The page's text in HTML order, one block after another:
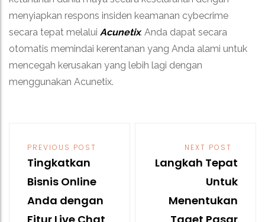
menyiapkan respons insiden keamanan cybecrime
secara tepat melalui Acunetix. Anda dapat secara
otomatis memindai kerentanan yang Anda alami untuk
mencegah kerusakan yang lebih lagi dengan
menggunakan Acunetix.
navigation
PREVIOUS POST
Tingkatkan
Bisnis Online
Anda dengan
NEXT POST
Langkah Tepat
Untuk
Menentukan